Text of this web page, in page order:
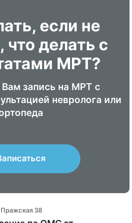
если не
что делать с
МРТ?
запись на МРТ с
невролога или
38